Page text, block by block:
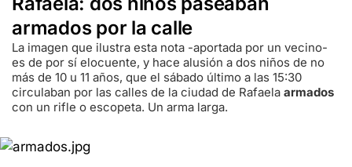
armados por la calle
La imagen que ilustra esta nota -aportada por un vecino-
es de por sí elocuente, y hace alusión a dos niños de no
más de 10 u 11 años, que el sábado último a las 15:30
circulaban por las calles de la ciudad de Rafaela armados
con un rifle o escopeta. Un arma larga.